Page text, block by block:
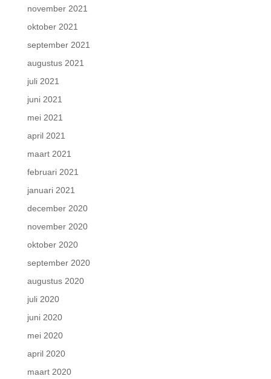
november 2021
oktober 2021
september 2021
augustus 2021
juli 2021
juni 2021
mei 2021
april 2021
maart 2021
februari 2021
januari 2021
december 2020
november 2020
oktober 2020
september 2020
augustus 2020
juli 2020
juni 2020
mei 2020
april 2020
maart 2020